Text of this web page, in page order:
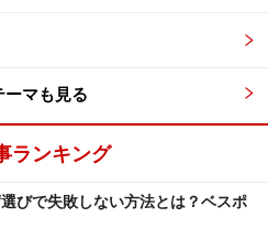
ーマも見る
ランキング
びで失敗しない方法とは？ベスポ